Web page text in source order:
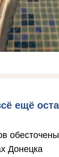
ещё
Донецка